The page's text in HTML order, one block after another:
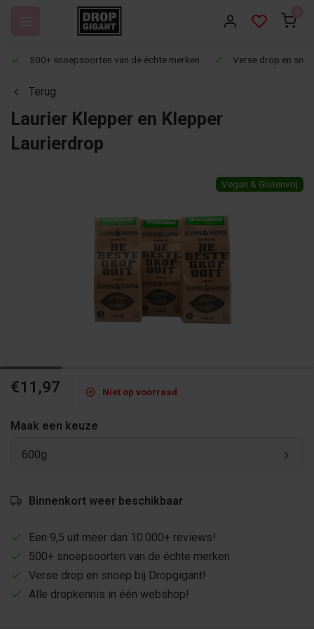
500+ snoepsoorten van de échte merken Verse drop en
Terug
Laurier Klepper en Klepper
Laurierdrop
Vegan & Glutenvrij
€11,97 Niet op voorraad
Maak een keuze
600g
Binnenkort weer beschikbaar
Een 9,5 uit meer dan 10.000+ reviews!
500+ snoepsoorten van de échte merken
Verse drop en snoep bij Dropgigant!
Alle dropkennis in één webshop!